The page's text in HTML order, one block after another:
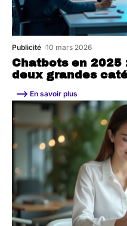
Chatbots en 2025
deux grandes
Publicité 10 mars 2026
En savoir plus